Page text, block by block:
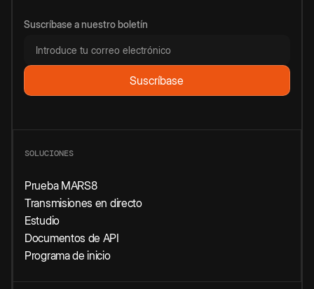
Suscríbase a nuestro boletín
SOLUCIONES
Prueba MARS8
Transmisiones en directo
Estudio
Documentos de API
Programa de inicio